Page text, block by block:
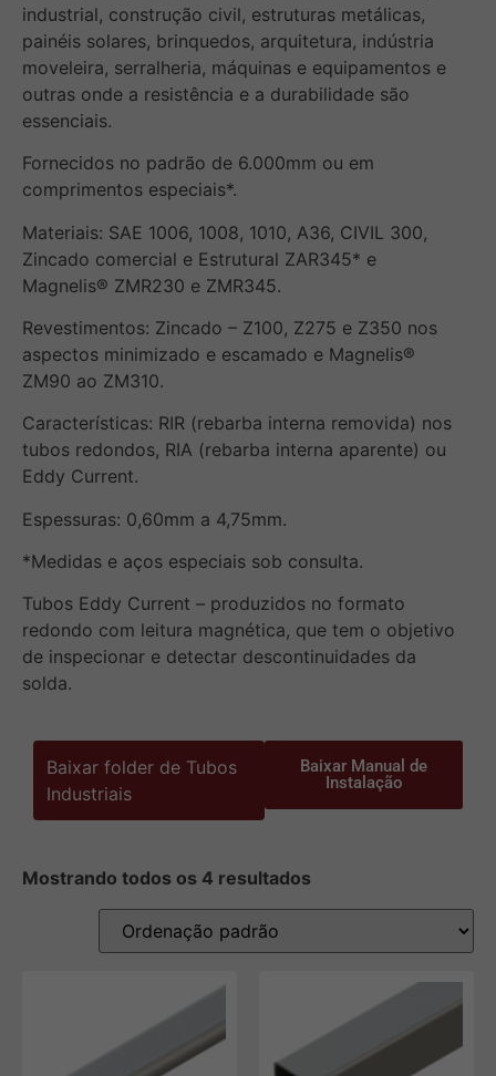
industrial, construção civil, estruturas metálicas,
painéis solares, brinquedos, arquitetura, indústria
moveleira, serralheria, máquinas e equipamentos e
outras onde a resistência e a durabilidade são
essenciais.
Fornecidos no padrão de 6.000mm ou em
comprimentos especiais*.
Materiais: SAE 1006, 1008, 1010, A36, CIVIL 300,
Zincado comercial e Estrutural ZAR345* e
Magnelis® ZMR230 e ZMR345.
Revestimentos: Zincado – Z100, Z275 e Z350 nos
aspectos minimizado e escamado e Magnelis®
ZM90 ao ZM310.
Características: RIR (rebarba interna removida) nos
tubos redondos, RIA (rebarba interna aparente) ou
Eddy Current.
Espessuras: 0,60mm a 4,75mm.
*Medidas e aços especiais sob consulta.
Tubos Eddy Current – produzidos no formato
redondo com leitura magnética, que tem o objetivo
de inspecionar e detectar descontinuidades da
solda.
Baixar folder de Tubos
Industriais
Baixar Manual de
Instalação
Mostrando todos os 4 resultados